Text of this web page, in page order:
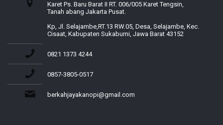
Karet Ps. Baru Barat II RT. 006/005 Karet Tengsin,
Tanah abang Jakarta Pusat.
Kp, Jl. Selajambe,RT.13 RW.05, Desa, Selajambe, Kec.
Cisaat, Kabupaten Sukabumi, Jawa Barat 43152
0821 1373 4244
0857-3805-0517
berkahjayakanopi@gmail.com